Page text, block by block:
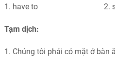
1. have to 2.
Tạm dịch:
1. Chúng tôi phải có mặt ở bàn